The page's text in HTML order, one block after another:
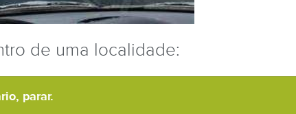
de uma localidade:
parar.